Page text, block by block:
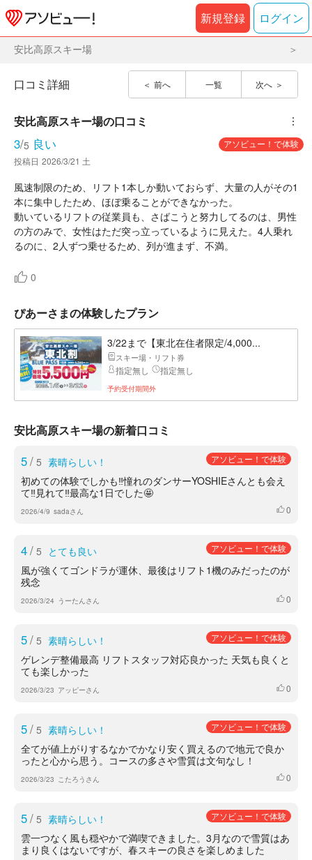
新規登録 ログイン
安比高原スキー場
前へ 一覧 次へ
口コミ詳細
安比高原スキー場の口コミ ︙
3/5 良い
アソビュー！で体験
投稿日 2026/3/21 土
風速制限のため、リフト1本しか動いておらず、大量の人がその1
本に集中したため、ほぼ乗ることができなかった。
動いているリフトの従業員も、さばこうと努力してるのは、男性
の方のみで、女性はただ突っ立っているように見えた。4人乗れ
るのに、2人ずつ乗せるため、列が進まず、不満。
0
ぴあーさまの体験したプラン
3/22まで【東北在住者限定/4,000...
スキー場・リフト券
指定無し 指定無し
予約受付期間外
安比高原スキー場の新着口コミ
5/ 5 素晴らしい！ アソビュー！で体験
初めての体験でしかも‼️憧れのダンサーYOSHIEさんとも会え
て‼️見れて‼️最高な1日でした🤩
2026/4/9 sadaさん いいね
0
4/ 5 とても良い アソビュー！で体験
風が強くてゴンドラが運休、最後はリフト1機のみだったのが
残念
2026/3/24 うーたんさん いいね
0
5/ 5 素晴らしい！ アソビュー！で体験
ゲレンデ整備最高 リフトスタッフ対応良かった 天気も良くと
ても楽しかった
2026/3/23 アッピーさん いいね
0
5/ 5 素晴らしい！ アソビュー！で体験
全てが値上がりするなかでかなり安く買えるので地元で良か
ったと心から思う。コースの多さや雪質は文句なし！
2026/3/23 こたろうさん いいね
0
5/ 5 素晴らしい！ アソビュー！で体験
雲一つなく風も穏やかで満喫できました。3月なので雪質はあ
まり良くはないですが、春スキーの良さを楽しめました